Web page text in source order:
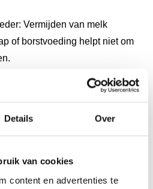
Details Over
van cookies
content en advertenties te
Vermijden van melk
of borstvoeding helpt niet om
voeding: Begin tussen 4 en
voeding. Stel melkproducten
met melkproducten: Vooral bij